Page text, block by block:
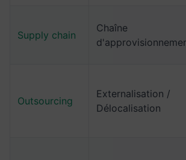
Supply chain
Chaîne
Outsourcing
Externalisation /
Délocalisation